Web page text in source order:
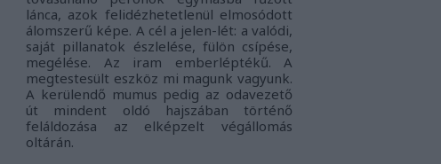
lánca, azok felidézhetetlenül elmosódott
álomszerű képe. A cél a jelen-lét: a valódi,
saját pillanatok észlelése, fülön csípése,
megélése. Az iram emberléptékű. A
megtestesült eszköz mi magunk vagyunk.
A kerülendő mumus pedig az odavezető
út mindent oldó hajszában történő
feláldozása az elképzelt végállomás
oltárán.